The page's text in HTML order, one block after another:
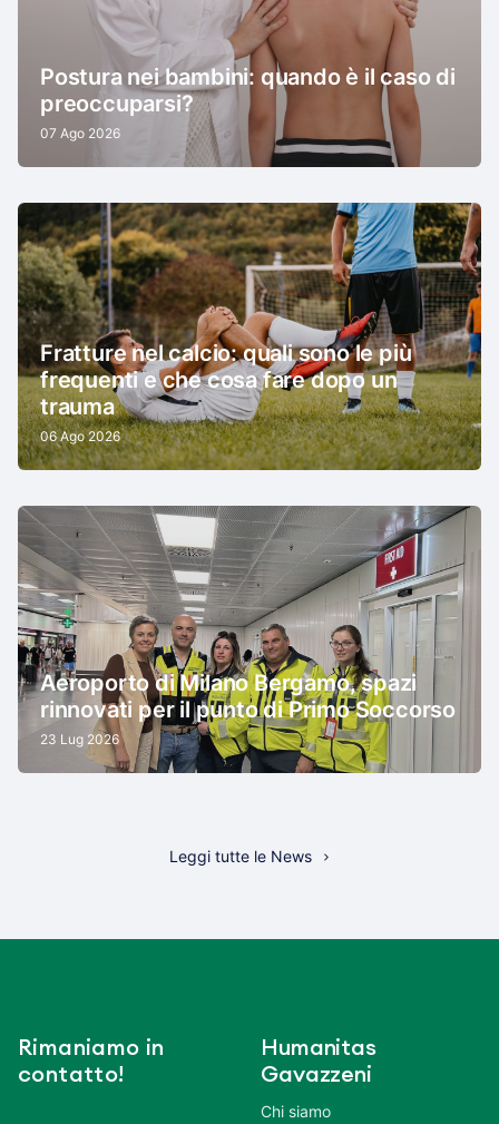
Postura nei bambini: quando è il caso di
preoccuparsi?
07 Ago 2026
Fratture nel calcio: quali sono le più
frequenti e che cosa fare dopo un
trauma
06 Ago 2026
Aeroporto di Milano Bergamo, spazi
rinnovati per il punto di Primo Soccorso
23 Lug 2026
Leggi tutte le News
Rimaniamo in
contatto!
Humanitas
Gavazzeni
Chi siamo